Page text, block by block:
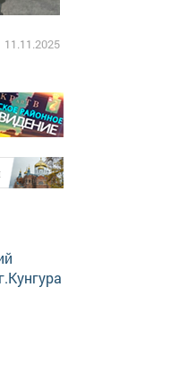
11.11.2025